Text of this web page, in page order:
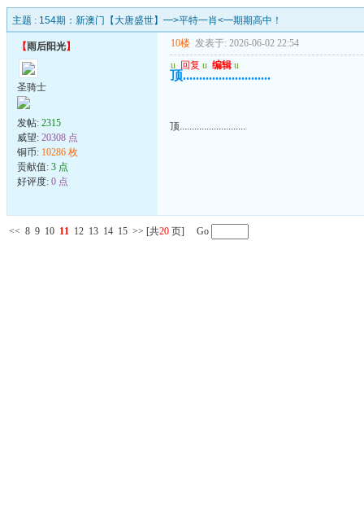
主题 : 154期：新澳门【大唐盛世】━>平特一肖<━期期高中！
【雨后阳光】
圣骑士
发帖: 2315
威望: 20308 点
铜币: 10286 枚
贡献值: 3 点
好评度: 0 点
10楼 发表于: 2026-06-02 22:54
u 回复 u 编辑 u
顶...........................
顶...........................
<< 8 9 10 11 12 13 14 15 >> [共20 页] Go